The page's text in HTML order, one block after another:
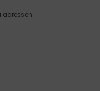
adressen